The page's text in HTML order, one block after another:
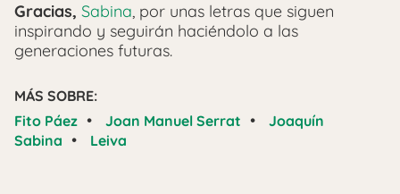
Gracias, Sabina, por unas letras que siguen
inspirando y seguirán haciéndolo a las
generaciones futuras.
MÁS SOBRE:
Fito Páez • Joan Manuel Serrat •
Joaquín
Sabina • Leiva